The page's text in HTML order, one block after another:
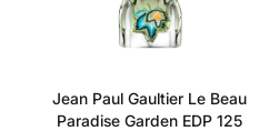
Jean Paul Gaultier Le Beau
Paradise Garden EDP 125